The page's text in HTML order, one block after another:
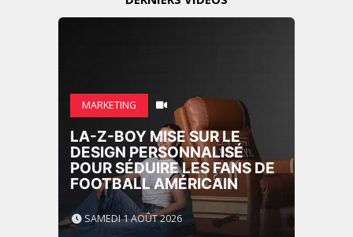
MARKETING
LA-Z-BOY MISE SUR LE
DESIGN PERSONNALISÉ
POUR SÉDUIRE LES FANS DE
FOOTBALL AMÉRICAIN
SAMEDI 1 AOÛT 2026